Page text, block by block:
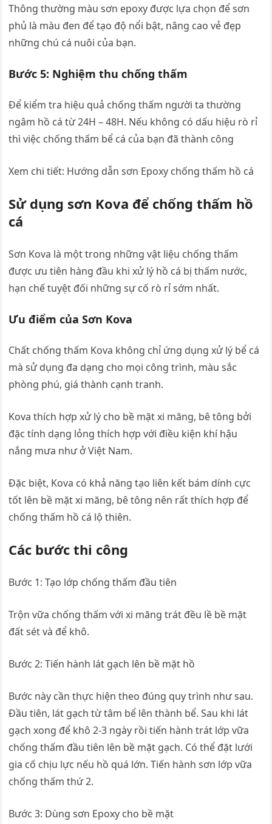
Thông thường màu sơn epoxy được lựa chọn để sơn
phủ là màu đen để tạo độ nổi bật, nâng cao vẻ đẹp
những chú cá nuôi của bạn.
Bước 5: Nghiệm thu chống thấm
Để kiểm tra hiệu quả chống thấm người ta thường
ngâm hồ cá từ 24H – 48H. Nếu không có dấu hiệu rò rỉ
thì việc chống thấm bể cá của bạn đã thành công
Xem chi tiết: Hướng dẫn sơn Epoxy chống thấm hồ cá
Sử dụng sơn Kova để chống thấm hồ
cá
Sơn Kova là một trong những vật liệu chống thấm
được ưu tiên hàng đầu khi xử lý hồ cá bị thấm nước,
hạn chế tuyệt đối những sự cố rò rỉ sớm nhất.
Ưu điểm của Sơn Kova
Chất chống thấm Kova không chỉ ứng dụng xử lý bể cá
mà sử dụng đa dạng cho mọi công trình, màu sắc
phòng phú, giá thành cạnh tranh.
Kova thích hợp xử lý cho bề mặt xi măng, bê tông bởi
đặc tính dạng lỏng thích hợp với điều kiện khí hậu
nắng mưa như ở Việt Nam.
Đặc biệt, Kova có khả năng tạo liên kết bám dính cực
tốt lên bề mặt xi măng, bê tông nên rất thích hợp để
chống thấm hồ cá lộ thiên.
Các bước thi công
Bước 1: Tạo lớp chống thấm đầu tiên
Trộn vữa chống thấm với xi măng trát đều lề bề mặt
đất sét và để khô.
Bước 2: Tiến hành lát gạch lên bề mặt hồ
Bước này cần thực hiện theo đúng quy trình như sau.
Đầu tiên, lát gạch từ tâm bể lên thành bể. Sau khi lát
gạch xong để khô 2-3 ngày rồi tiến hành trát lớp vữa
chống thấm đầu tiên lên bề mặt gạch. Có thể đặt lưới
gia cố chịu lực nếu hồ quá lớn. Tiến hành sơn lớp vữa
chống thấm thứ 2.
Bước 3: Dùng sơn Epoxy cho bề mặt